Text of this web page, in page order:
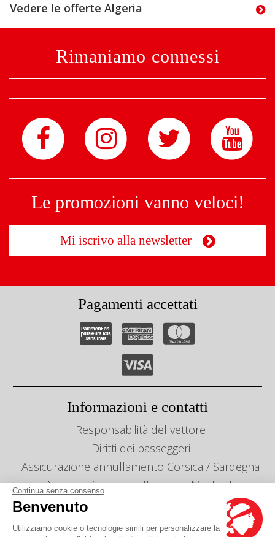
Continua senza consenso
Benvenuto
Utilizziamo cookie o tecnologie simili per personalizzare la
Vedere le offerte Algeria
Rimaniamo connessi
Le promozioni vanno veloci!
Mi iscrivo alla newsletter
Pagamenti accettati
Informazioni e contatti
Responsabilità del vettore
Diritti dei passeggeri
Assicurazione annullamento Corsica / Sardegna
Assicurazione annullamento Maghreb
Gestion des cookies